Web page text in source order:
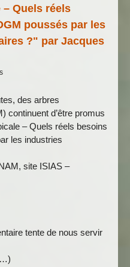
Quels réels
poussés par les
?" par Jacques
des arbres
continuent d’être promus
– Quels réels besoins
les industries
site ISIAS –
tente de nous servir